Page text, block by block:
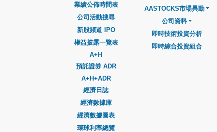
業績公佈時間表
公司活動搜尋
新股頻道 IPO
權益披露一覽表
A+H
預託證券 ADR
A+H+ADR
經濟日誌
經濟數據庫
經濟數據圖表
環球利率總覽
AASTOCKS市場異動
公司資料
即時技術投資分析
即時綜合投資組合